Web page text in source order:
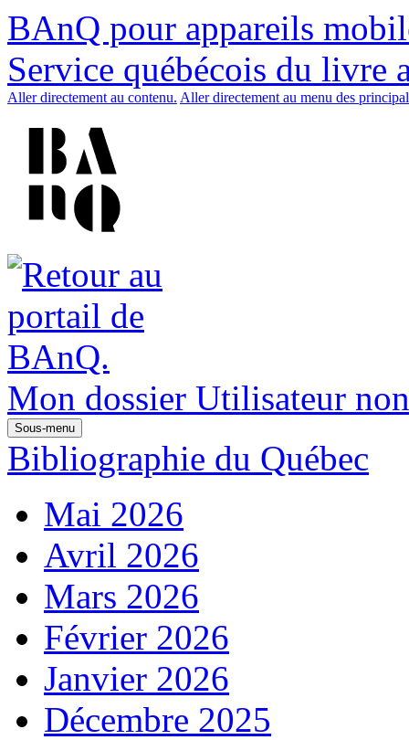
BAnQ pour appareils
Service québécois du livre
Aller directement au contenu. Aller directement au menu des
Mon dossier Utilisateur
Sous-menu
Bibliographie du Québec
Mai 2026
Avril 2026
Mars 2026
Février 2026
Janvier 2026
Décembre 2025